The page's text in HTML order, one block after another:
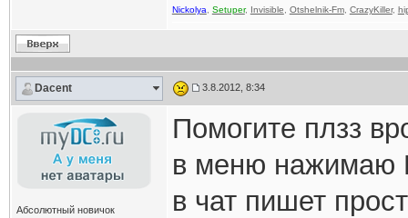
Nickolya Setuper, Invisible Otshelnik-Fm, CrazyKiller,
Dacent 3.8.2012, 8:34
Абсолютный новичок
Помогите плзз
в меню нажимаю
в чат пишет